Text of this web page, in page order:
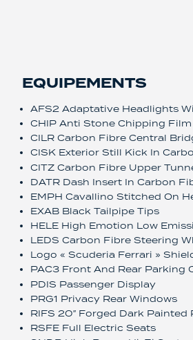
EQUIPEMENTS
AFS2 Adaptative Headlights
CHIP Anti Stone Chipping Film
CILR Carbon Fibre Central
CISK Exterior Still Kick In
CITZ Carbon Fibre Upper
DATR Dash Insert In Carbon
EMPH Cavallino Stitched On
EXAB Black Tailpipe Tips
HELE High Emotion Low
LEDS Carbon Fibre Steering
Logo « Scuderia Ferrari »
PAC3 Front And Rear Parking
PDIS Passenger Display
PRG1 Privacy Rear Windows
RIFS 20″ Forged Dark Painted
RSFE Full Electric Seats